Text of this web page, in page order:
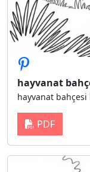
hayvanat
hayvanat bahçesi
PDF